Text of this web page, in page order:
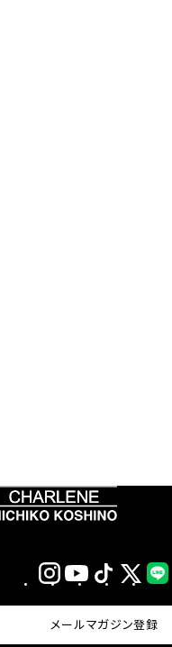
InstagramYouTubeTikTok X
(Twitter)
メールマガジン登録